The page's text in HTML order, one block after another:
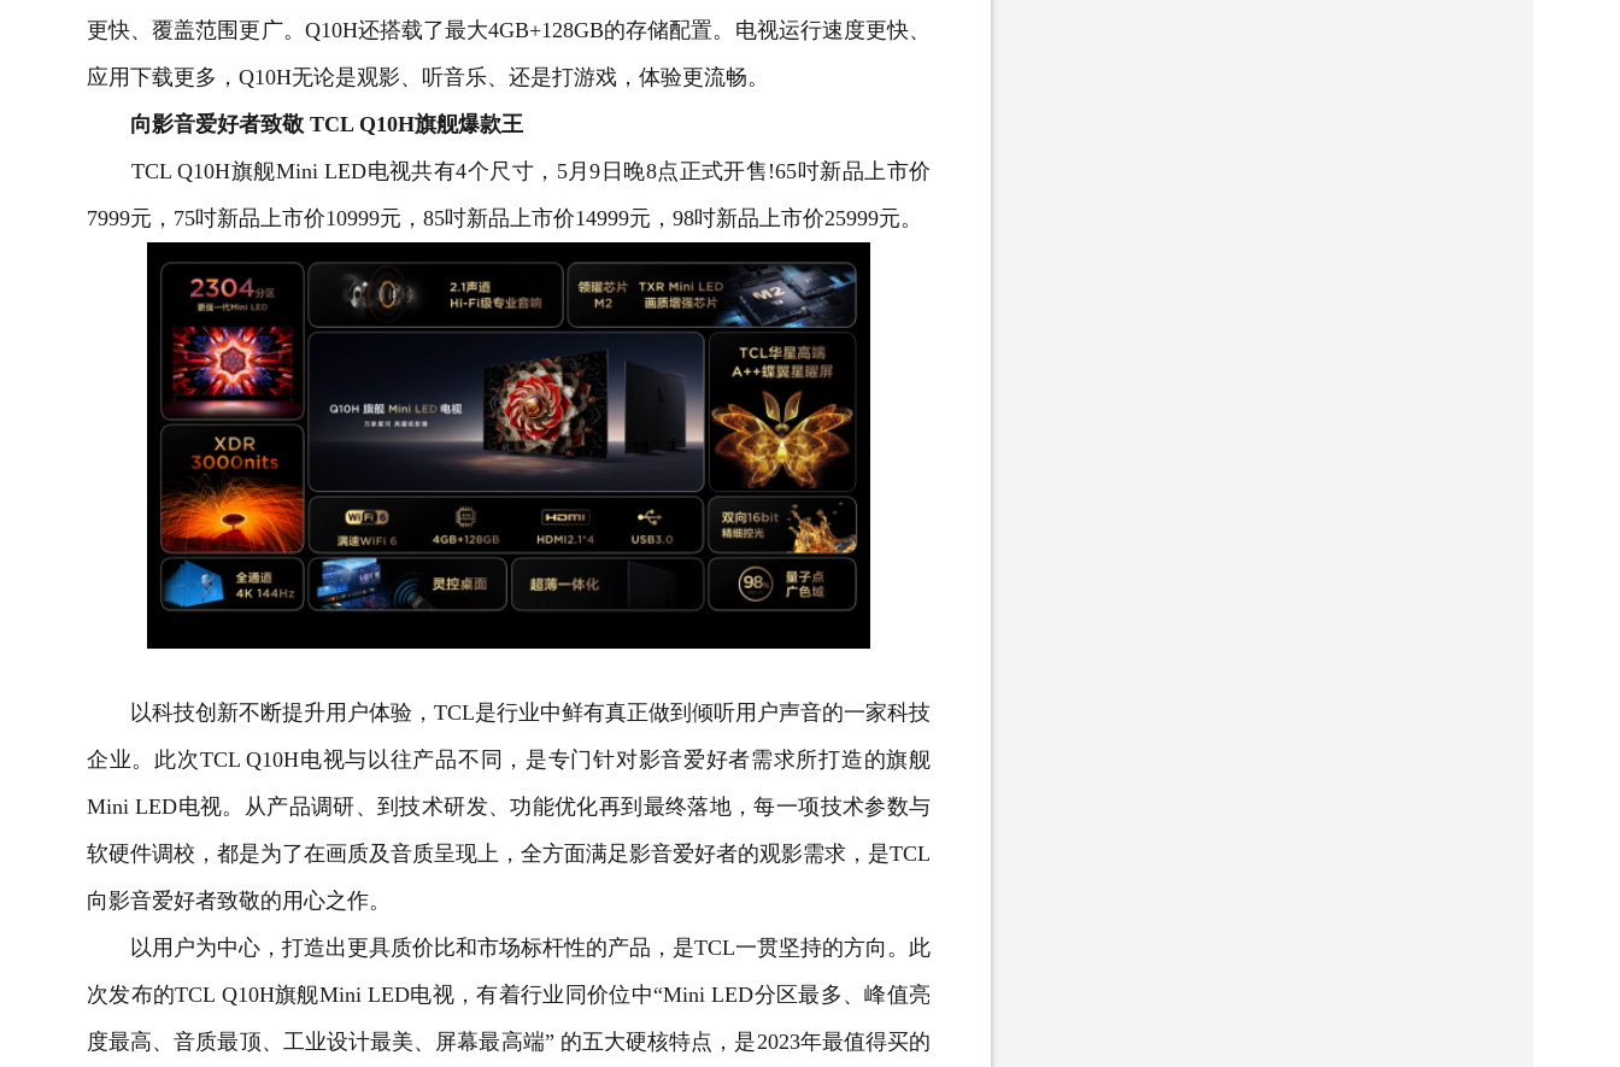
更快、覆盖范围更广。Q10H还搭载了最大4GB+128GB的存储配置。电视运行速度更快、
应用下载更多，Q10H无论是观影、听音乐、还是打游戏，体验更流畅。
向影音爱好者致敬 TCL Q10H旗舰爆款王
TCL Q10H旗舰Mini LED电视共有4个尺寸，5月9日晚8点正式开售!65吋新品上市价
7999元，75吋新品上市价10999元，85吋新品上市价14999元，98吋新品上市价25999元。
以科技创新不断提升用户体验，TCL是行业中鲜有真正做到倾听用户声音的一家科技
企业。此次TCL Q10H电视与以往产品不同，是专门针对影音爱好者需求所打造的旗舰
Mini LED电视。从产品调研、到技术研发、功能优化再到最终落地，每一项技术参数与
软硬件调校，都是为了在画质及音质呈现上，全方面满足影音爱好者的观影需求，是TCL
向影音爱好者致敬的用心之作。
以用户为中心，打造出更具质价比和市场标杆性的产品，是TCL一贯坚持的方向。此
次发布的TCL Q10H旗舰Mini LED电视，有着行业同价位中“Mini LED分区最多、峰值亮
度最高、音质最顶、工业设计最美、屏幕最高端” 的五大硬核特点，是2023年最值得买的